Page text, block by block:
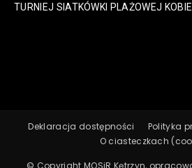
TURNIEJ SIATKÓWKI PLAŻOWEJ
Deklaracja dostępności
Polityka
O ciasteczkach